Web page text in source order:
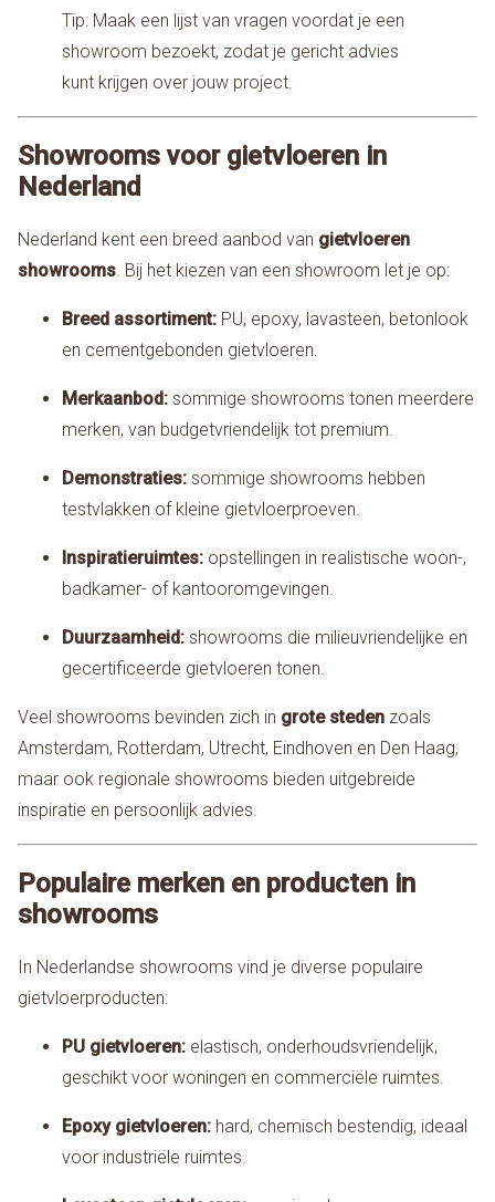
Tip: Maak een lijst van vragen voordat je een
showroom bezoekt, zodat je gericht advies
kunt krijgen over jouw project.
Showrooms voor gietvloeren in
Nederland
Nederland kent een breed aanbod van gietvloeren
showrooms. Bij het kiezen van een showroom let je op:
Breed assortiment:PU, epoxy, lavasteen, betonlook
en cementgebonden gietvloeren.
Merkaanbod:sommige showrooms tonen meerdere
merken, van budgetvriendelijk tot premium.
Demonstraties:sommige showrooms hebben
testvlakken of kleine gietvloerproeven.
Inspiratieruimtes:opstellingen in realistische woon-,
badkamer- of kantooromgevingen.
Duurzaamheid:showrooms die milieuvriendelijke en
gecertificeerde gietvloeren tonen.
Veel showrooms bevinden zich in grote stedenzoals
Amsterdam, Rotterdam, Utrecht, Eindhoven en Den Haag,
maar ook regionale showrooms bieden uitgebreide
inspiratie en persoonlijk advies.
Populaire merken en producten in
showrooms
In Nederlandse showrooms vind je diverse populaire
gietvloerproducten:
PU gietvloeren:elastisch, onderhoudsvriendelijk,
geschikt voor woningen en commerciële ruimtes.
Epoxy gietvloeren:hard, chemisch bestendig, ideaal
voor industriële ruimtes.